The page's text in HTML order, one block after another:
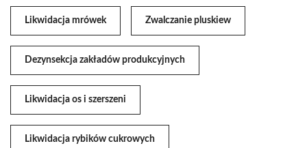
Likwidacja mrówek Zwalczanie pluskiew
Dezynsekcja zakładów produkcyjnych
Likwidacja os i szerszeni
Likwidacja rybików cukrowych